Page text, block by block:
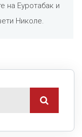
на Еуротабак и
Николе.